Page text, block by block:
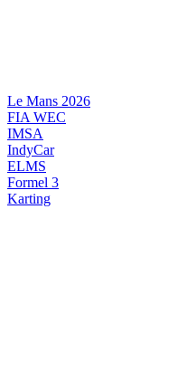
Le Mans 2026
FIA WEC
IMSA
IndyCar
ELMS
Formel 3
Karting